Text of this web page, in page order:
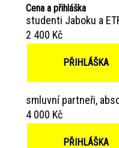
Cena a přihláška
studenti Jaboku a
2 400 Kč
PŘIHLÁŠKA
smluvní partneři,
4 000 Kč
PŘIHLÁŠKA